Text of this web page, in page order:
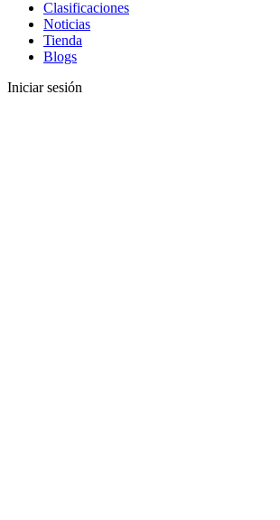
Clasificaciones
Noticias
Tienda
Blogs
Iniciar sesión